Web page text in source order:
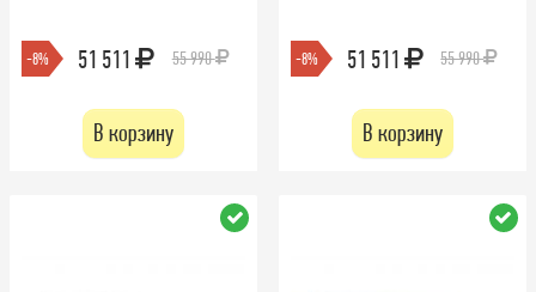
-8% 51 511 55 990
В корзину
-8% 51 511 55 990
В корзину